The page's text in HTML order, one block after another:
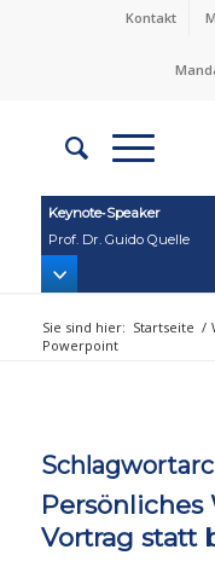
Kontakt
Keynote‑Speaker
Prof. Dr. Guido Quelle
Sie sind hier: Startseite /
Powerpoint
Persönliches
Vortrag statt